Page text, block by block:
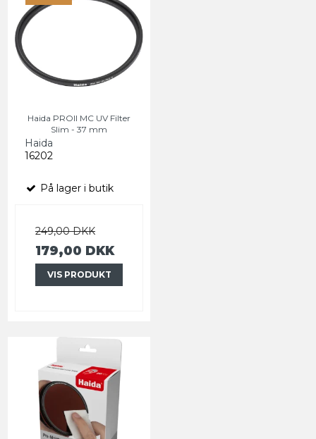
Haida PROII MC UV Filter
Slim - 37 mm
Haida
16202
På lager i butik
249,00 DKK
179,00 DKK
VIS PRODUKT